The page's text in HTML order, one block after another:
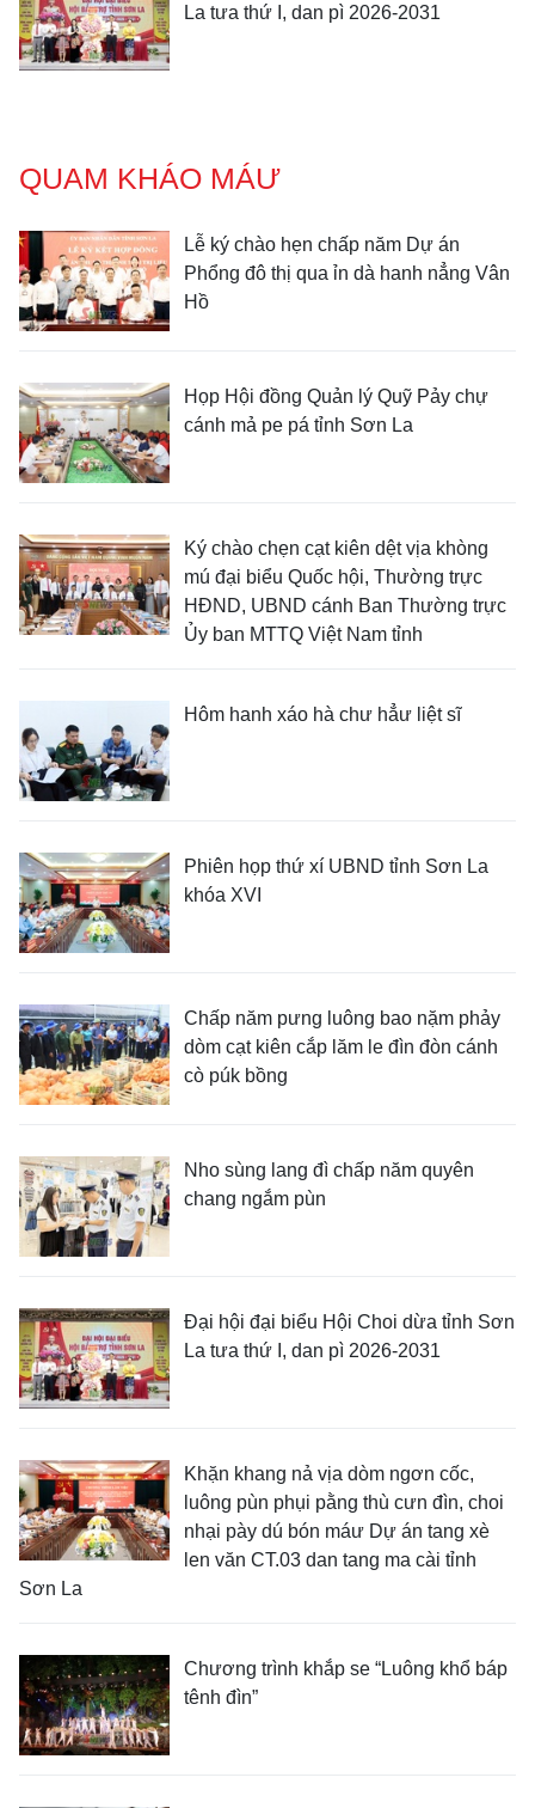
La tưa thứ I, dan pì 2026-2031
QUAM KHÁO MÁƯ
Lễ ký chào hẹn chấp năm Dự án
Phổng đô thị qua ỉn dà hanh nẳng Vân
Hồ
Họp Hội đồng Quản lý Quỹ Pảy chự
cánh mả pe pá tỉnh Sơn La
Ký chào chẹn cạt kiên dệt vịa khòng
mú đại biểu Quốc hội, Thường trực
HĐND, UBND cánh Ban Thường trực
Ủy ban MTTQ Việt Nam tỉnh
Hôm hanh xáo hà chư hẳư liệt sĩ
Phiên họp thứ xí UBND tỉnh Sơn La
khóa XVI
Chấp năm pưng luông bao nặm phảy
dòm cạt kiên cắp lăm le đìn đòn cánh
cò púk bồng
Nho sùng lang đì chấp năm quyên
chang ngắm pùn
Đại hội đại biểu Hội Choi dừa tỉnh Sơn
La tưa thứ I, dan pì 2026-2031
Khặn khang nả vịa dòm ngơn cốc,
luông pùn phụi pằng thù cưn đìn, choi
nhại pày dú bón máư Dự án tang xè
len văn CT.03 dan tang ma cài tỉnh
Sơn La
Chương trình khắp se “Luông khổ báp
tênh đìn”